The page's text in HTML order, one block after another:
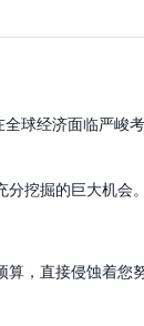
球经济面临严峻
挖掘的巨大机会。
，直接侵蚀着您